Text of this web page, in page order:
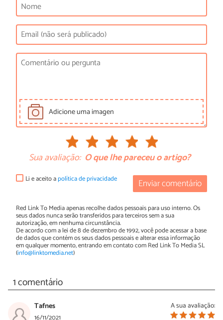
Adicione uma imagen
Sua avaliação: O que lhe pareceu o artigo?
Enviar comentário
Li e aceito apolítica de privacidade
Red Link To Media apenas recolhe dados pessoais para uso interno. Os
seus dados nunca serão transferidos para terceiros sem a sua
autorização, em nenhuma circunstância.
De acordo com a lei de 8 de dezembro de 1992, você pode acessar a base
de dados que contém os seus dados pessoais e alterar essa informação
em qualquer momento, entrando em contato com Red Link To Media SL
(info@linktomedia.net)
1 comentário
A sua avaliação:
Tafnes